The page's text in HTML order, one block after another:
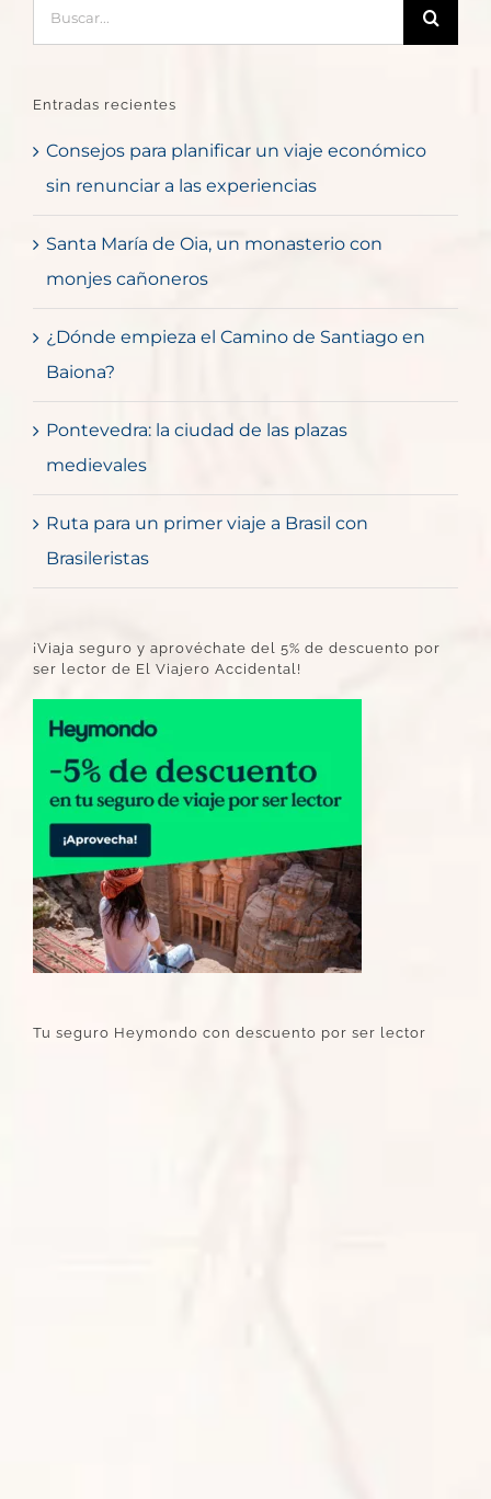
Entradas recientes
Consejos para planificar un viaje económico
sin renunciar a las experiencias
Santa María de Oia, un monasterio con
monjes cañoneros
¿Dónde empieza el Camino de Santiago en
Baiona?
Pontevedra: la ciudad de las plazas
medievales
Ruta para un primer viaje a Brasil con
Brasileristas
¡Viaja seguro y aprovéchate del 5% de descuento por
ser lector de El Viajero Accidental!
Tu seguro Heymondo con descuento por ser lector